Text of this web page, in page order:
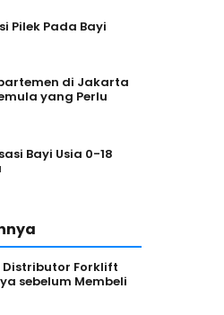
Pilek Pada Bayi
di Jakarta
yang Perlu
Bayi Usia 0-18
Distributor Forklift
sebelum Membeli